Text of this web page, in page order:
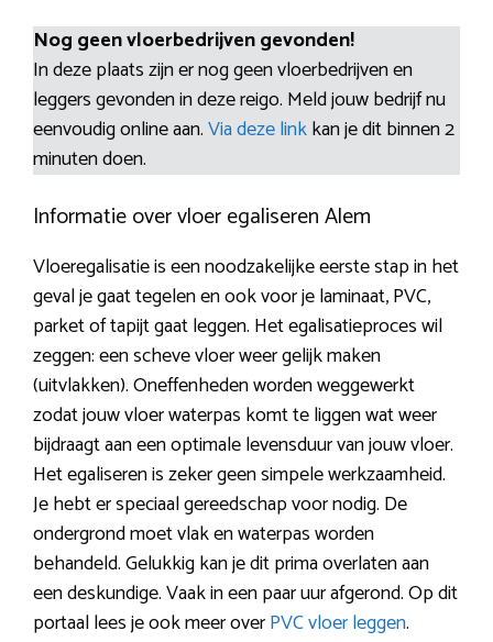
Nog geen vloerbedrijven gevonden!
In deze plaats zijn er nog geen vloerbedrijven en
leggers gevonden in deze reigo. Meld jouw bedrijf nu
eenvoudig online aan.Via deze linkkan je dit binnen 2
minuten doen.
Informatie over vloer egaliseren Alem
Vloeregalisatie is een noodzakelijke eerste stap in het
geval je gaat tegelen en ook voor je laminaat, PVC,
parket of tapijt gaat leggen. Het egalisatieproces wil
zeggen: een scheve vloer weer gelijk maken
(uitvlakken). Oneffenheden worden weggewerkt
zodat jouw vloer waterpas komt te liggen wat weer
bijdraagt aan een optimale levensduur van jouw vloer.
Het egaliseren is zeker geen simpele werkzaamheid.
Je hebt er speciaal gereedschap voor nodig. De
ondergrond moet vlak en waterpas worden
behandeld. Gelukkig kan je dit prima overlaten aan
een deskundige. Vaak in een paar uur afgerond. Op dit
portaal lees je ook meer overPVC vloer leggen.